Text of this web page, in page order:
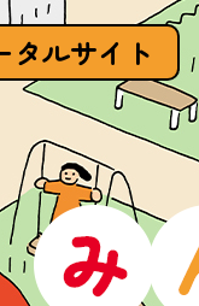
タルサイト